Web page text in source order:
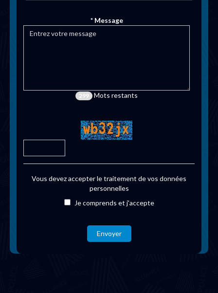
* Message
299 Mots restants
Vous devez accepter le traitement de vos données
personnelles
Je comprends et j'accepte
Envoyer